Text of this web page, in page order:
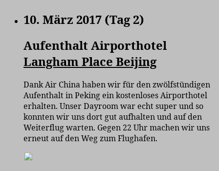
10. März 2017 (Tag 2)
Aufenthalt Airporthotel
Langham Place Beijing
Dank Air China haben wir für den zwölfstündigen
Aufenthalt in Peking ein kostenloses Airporthotel
erhalten. Unser Dayroom war echt super und so
konnten wir uns dort gut aufhalten und auf den
Weiterflug warten. Gegen 22 Uhr machen wir uns
erneut auf den Weg zum Flughafen.